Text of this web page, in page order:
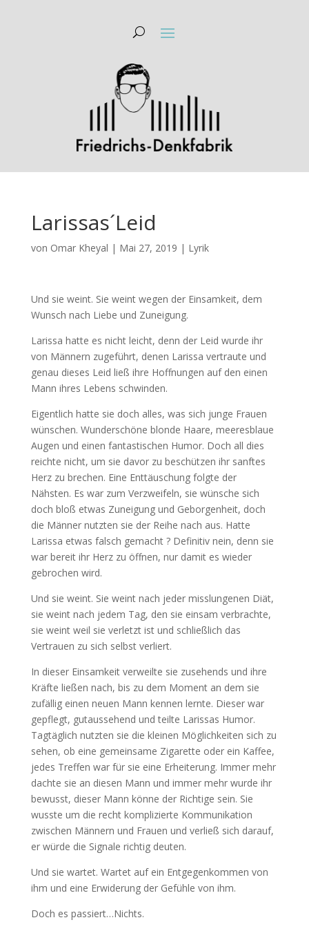
Larissas´Leid
von Omar Kheyal | Mai 27, 2019 | Lyrik
Und sie weint. Sie weint wegen der Einsamkeit, dem
Wunsch nach Liebe und Zuneigung.
Larissa hatte es nicht leicht, denn der Leid wurde ihr
von Männern zugeführt, denen Larissa vertraute und
genau dieses Leid ließ ihre Hoffnungen auf den einen
Mann ihres Lebens schwinden.
Eigentlich hatte sie doch alles, was sich junge Frauen
wünschen. Wunderschöne blonde Haare, meeresblaue
Augen und einen fantastischen Humor. Doch all dies
reichte nicht, um sie davor zu beschützen ihr sanftes
Herz zu brechen. Eine Enttäuschung folgte der
Nähsten. Es war zum Verzweifeln, sie wünsche sich
doch bloß etwas Zuneigung und Geborgenheit, doch
die Männer nutzten sie der Reihe nach aus. Hatte
Larissa etwas falsch gemacht ? Definitiv nein, denn sie
war bereit ihr Herz zu öffnen, nur damit es wieder
gebrochen wird.
Und sie weint. Sie weint nach jeder misslungenen Diät,
sie weint nach jedem Tag, den sie einsam verbrachte,
sie weint weil sie verletzt ist und schließlich das
Vertrauen zu sich selbst verliert.
In dieser Einsamkeit verweilte sie zusehends und ihre
Kräfte ließen nach, bis zu dem Moment an dem sie
zufällig einen neuen Mann kennen lernte. Dieser war
gepflegt, gutaussehend und teilte Larissas Humor.
Tagtäglich nutzten sie die kleinen Möglichkeiten sich zu
sehen, ob eine gemeinsame Zigarette oder ein Kaffee,
jedes Treffen war für sie eine Erheiterung. Immer mehr
dachte sie an diesen Mann und immer mehr wurde ihr
bewusst, dieser Mann könne der Richtige sein. Sie
wusste um die recht komplizierte Kommunikation
zwischen Männern und Frauen und verließ sich darauf,
er würde die Signale richtig deuten.
Und sie wartet. Wartet auf ein Entgegenkommen von
ihm und eine Erwiderung der Gefühle von ihm.
Doch es passiert…Nichts.